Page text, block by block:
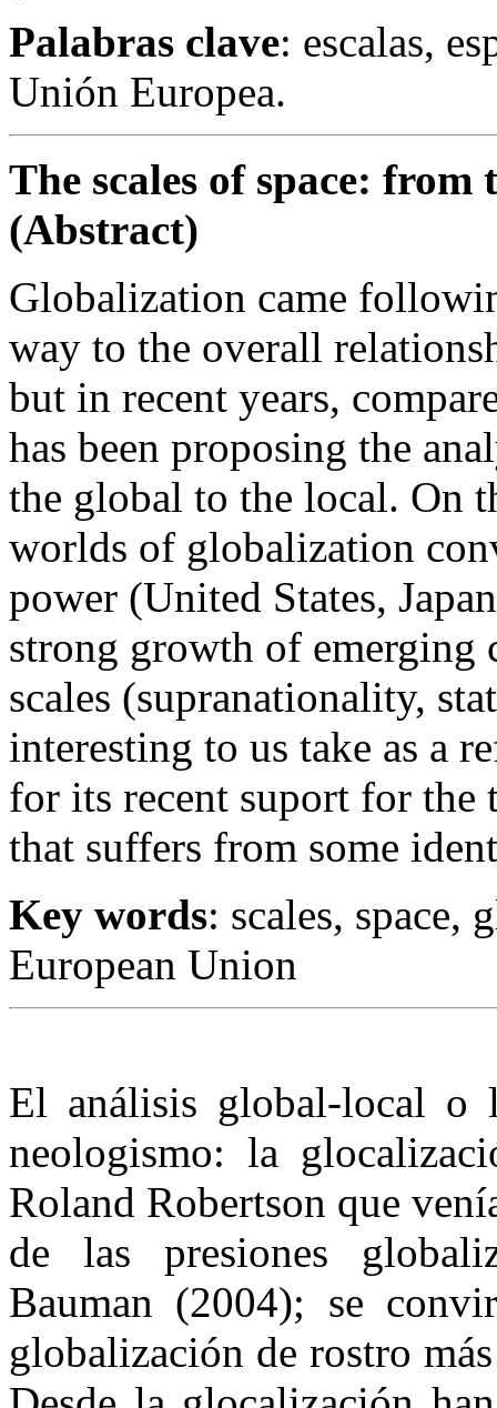
Palabras clave: escalas,
Unión Europea.
The scales of space:
(Abstract)
Globalization came
way to the overall
but in recent years,
has been proposing the
the global to the local. On
worlds of globalization
power (United States,
strong growth of emerging
scales (supranationality,
interesting to us take as a
for its recent suport for
that suffers from some
Key words: scales,
European Union
El análisis global-local o
neologismo: la
Roland Robertson que
de las presiones
Bauman (2004); se
globalización de rostro